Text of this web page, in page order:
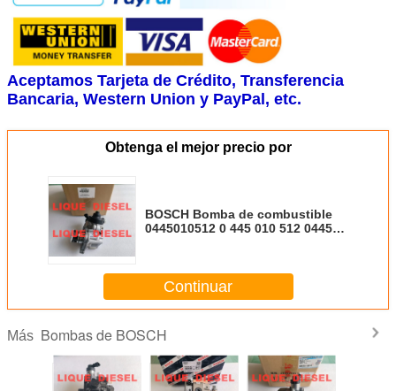
Aceptamos Tarjeta de Crédito, Transferencia
Bancaria, Western Union y PayPal, etc.
Obtenga el mejor precio por
BOSCH Bomba de combustible
0445010512 0 445 010 512 0445
Continuar
Más Bombas de BOSCH